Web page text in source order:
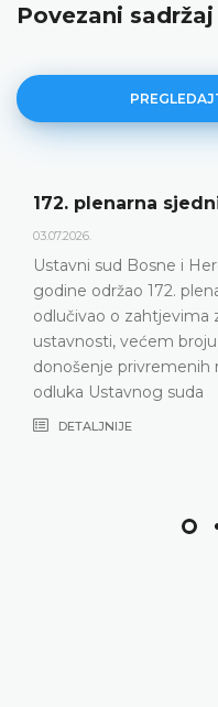
Povezani sadržaj
Dnevni red 172.
23.06.2026.
Ustavni sud Bosne i
plenarnu sjednicu 2. i
DETALJNIJE